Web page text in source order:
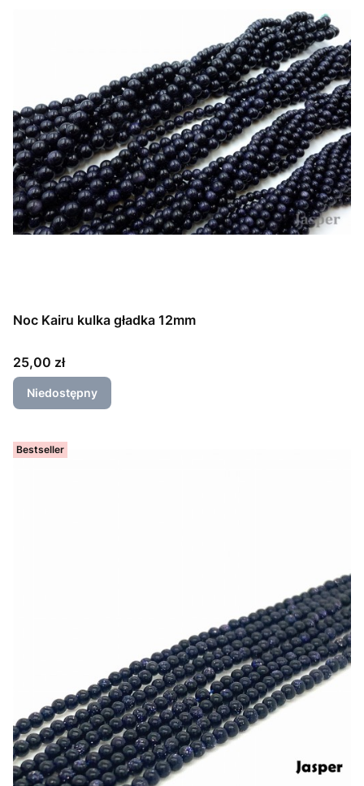
Noc Kairu kulka gładka 12mm
Cena
25,00 zł
Niedostępny
Bestseller